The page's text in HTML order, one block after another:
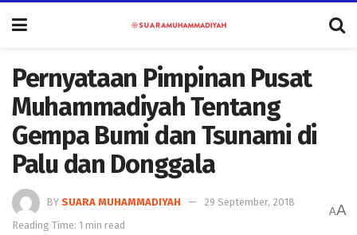
Pernyataan Pimpinan Pusat
Muhammadiyah Tentang
Gempa Bumi dan Tsunami di
Palu dan Donggala
BY SUARA MUHAMMADIYAH
29 September, 2018
Reading Time: 1 min read
AA